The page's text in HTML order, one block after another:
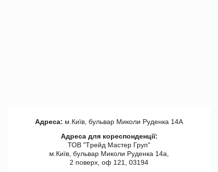
Адреса: м.Київ, бульвар Миколи Руденка 14А
Адреса для кореспонденції:
ТОВ "Tрейд Мастер Груп"
м.Київ, бульвар Миколи Руденка 14а,
2 поверх, оф 121, 03194